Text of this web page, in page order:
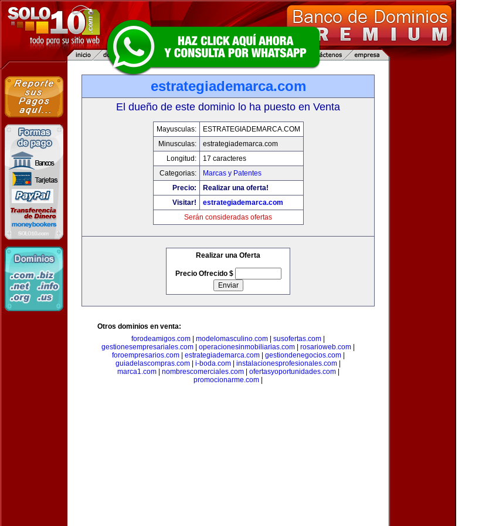
estrategiademarca.com
El dueño de este dominio lo ha puesto en Venta
Mayusculas:
ESTRATEGIADEMARCA.COM
Minusculas:
estrategiademarca.com
Longitud:
17 caracteres
Categorias:
Marcas y Patentes
Precio:
Realizar una oferta!
Visitar!
estrategiademarca.com
Serán consideradas ofertas
Realizar una Oferta
Precio Ofrecido $
Otros dominios en venta:
forodeamigos.com
modelomasculino.com susofertas.com
gestionesempresariales.com
operacionesinmobiliarias.com rosarioweb.com
foroempresarios.com| estrategiademarca.com| gestiondenegocios.com|
guiadelascompras.com
i-boda.com instalacionesprofesionales.com
marca1.com| nombrescomerciales.com| ofertasyoportunidades.com|
promocionarme.com